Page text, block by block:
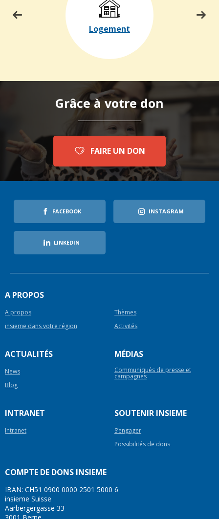
Logement
Grâce à votre don
FAIRE UN DON
FACEBOOK INSTAGRAM
LINKEDIN
A PROPOS
A propos
Thèmes
insieme dans votre région
Activités
ACTUALITÉS
News
Blog
MÉDIAS
Communiqués de presse et
campagnes
INTRANET
Intranet
SOUTENIR INSIEME
S’engager
Possibilités de dons
COMPTE DE DONS INSIEME
IBAN: CH51 0900 0000 2501 5000 6
insieme Suisse
Aarbergergasse 33